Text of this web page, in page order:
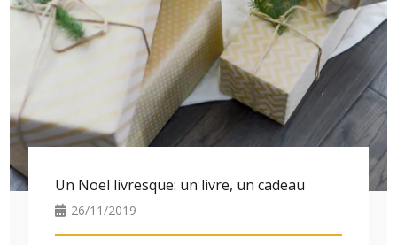
Un Noël livresque: un livre, un cadeau
26/11/2019